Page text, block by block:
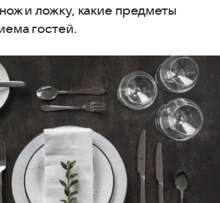
нож и ложку, какие предметы
гостей.